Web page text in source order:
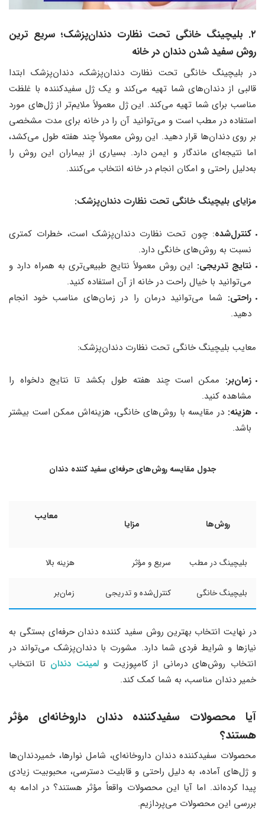
۲. بلیچینگ خانگی تحت نظارت دندان‌پزشک؛ سریع ترین
روش سفید شدن دندان در خانه
در بلیچینگ خانگی تحت نظارت دندان‌پزشک، دندان‌پزشک ابتدا
قالبی از دندان‌های شما تهیه می‌کند و یک ژل سفیدکننده با غلظت
مناسب برای شما تهیه می‌کند. این ژل معمولاً ملایم‌تر از ژل‌های مورد
استفاده در مطب است و می‌توانید آن را در خانه برای مدت مشخصی
بر روی دندان‌ها قرار دهید. این روش معمولاً چند هفته طول می‌کشد،
اما نتیجه‌ای ماندگار و ایمن دارد. بسیاری از بیماران این روش را
به‌دلیل راحتی و امکان انجام در خانه انتخاب می‌کنند.
مزایای بلیچینگ خانگی تحت نظارت دندان‌پزشک:
کنترل‌شده: چون تحت نظارت دندان‌پزشک است، خطرات کمتری
نسبت به روش‌های خانگی دارد.
نتایج تدریجی: این روش معمولاً نتایج طبیعی‌تری به همراه دارد و
می‌توانید با خیال راحت در خانه از آن استفاده کنید.
راحتی: شما می‌توانید درمان را در زمان‌های مناسب خود انجام
دهید.
معایب بلیچینگ خانگی تحت نظارت دندان‌پزشک:
زمان‌بر: ممکن است چند هفته طول بکشد تا نتایج دلخواه را
مشاهده کنید.
هزینه: در مقایسه با روش‌های خانگی، هزینه‌اش ممکن است بیشتر
باشد.
جدول مقایسه روش‌های حرفه‌ای سفید کننده دندان
روش‌ها مزایا
معایب
بلیچینگ در مطب سریع و مؤثر هزینه بالا
بلیچینگ خانگی کنترل‌شده و تدریجی زمان‌بر
در نهایت انتخاب بهترین روش سفید کننده دندان حرفه‌ای بستگی به
نیازها و شرایط فردی شما دارد. مشورت با دندان‌پزشک می‌تواند در
انتخاب روش‌های درمانی از کامپوزیت ولمینت دندان تا انتخاب
خمیر دندان مناسب، به شما کمک کند.
آیا محصولات سفیدکننده دندان داروخانه‌ای مؤثر
هستند؟
محصولات سفیدکننده دندان داروخانه‌ای، شامل نوارها، خمیردندان‌ها
و ژل‌های آماده، به دلیل راحتی و قابلیت دسترسی، محبوبیت زیادی
پیدا کرده‌اند. اما آیا این محصولات واقعاً مؤثر هستند؟ در ادامه به
بررسی این محصولات می‌پردازیم.